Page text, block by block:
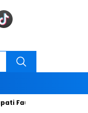
Fauzi Hari ini